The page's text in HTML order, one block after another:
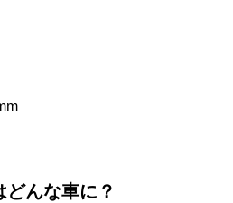
んな車に？